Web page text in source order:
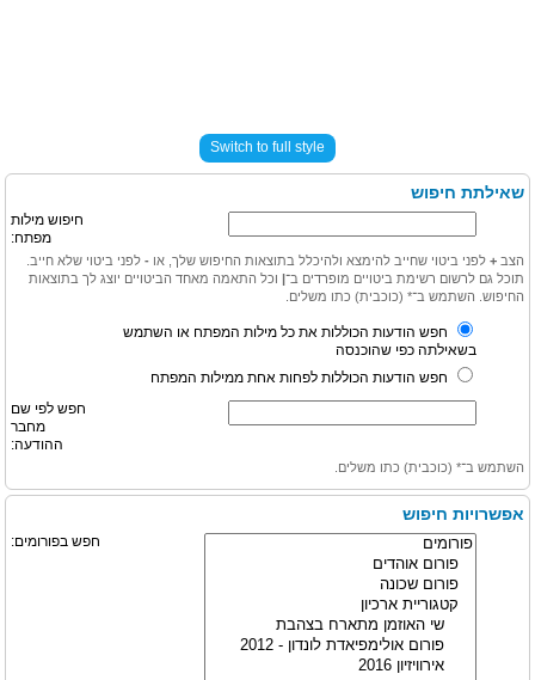
Switch to full style
שאילתת חיפוש
חיפוש מילות
מפתח:
הצב + לפני ביטוי שחייב להימצא ולהיכלל בתוצאות החיפוש שלך, או - לפני ביטוי שלא חייב.
תוכל גם לרשום רשימת ביטויים מופרדים ב־ וכל התאמה מאחד הביטויים יוצג לך בתוצאות
החיפוש. השתמש ב־* (כוכבית) כתו משלים.
חפש הודעות הכוללות את כל מילות המפתח או השתמש
בשאילתה כפי שהוכנסה
חפש הודעות הכוללות לפחות אחת ממילות המפתח
חפש לפי שם
מחבר
ההודעה:
השתמש ב־* (כוכבית) כתו משלים.
אפשרויות חיפוש
חפש בפורומים: